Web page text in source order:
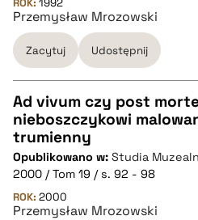
BIBTEX
pobierz cytat
ROK: 1992
Przemysław Mrozowski
Zacytuj Udostępnij
CZYSTY TEKST
pobierz cytat
Ad vivum czy post
nieboszczykowi
trumienny
Opublikowano w: Studia
2000 / Tom 19 / s. 92 - 98
ROK: 2000
Przemysław Mrozowski